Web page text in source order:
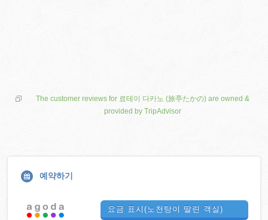
The customer reviews for 료테이 다카노 (旅亭たかの) are owned &
provided by TripAdvisor
예약하기
요금 표시(노천탕이 딸린 객실)